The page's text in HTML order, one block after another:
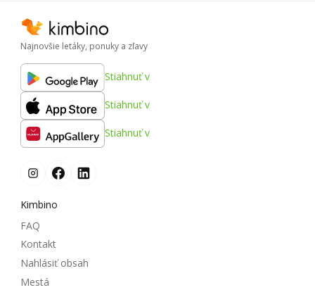
Najnovšie letáky, ponuky a zľavy
Stiahnuť v
Stiahnuť v
Stiahnuť v
Kimbino
FAQ
Kontakt
Nahlásiť obsah
Mestá